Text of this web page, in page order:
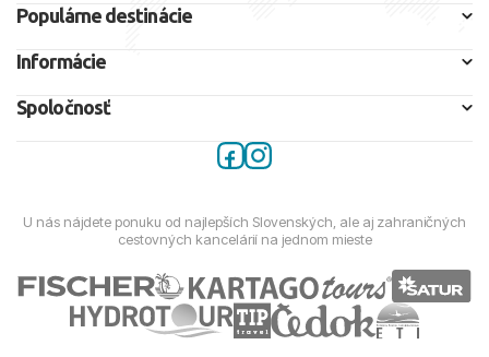
Populárne destinácie
Informácie
Spoločnosť
U nás nájdete ponuku od najlepších Slovenských, ale aj zahraničných
cestovných kancelárií na jednom mieste